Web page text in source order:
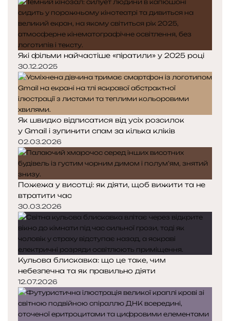
Які фільми найчастіше «піратили» у 2025 році
30.12.2025
Як швидко відписатися від усіх розсилок
у Gmail і зупинити спам за кілька кліків
02.03.2026
Пожежа у висотці: як діяти, щоб вижити та не
втратити час
30.03.2026
Кульова блискавка: що це таке, чим
небезпечна та як правильно діяти
12.07.2026